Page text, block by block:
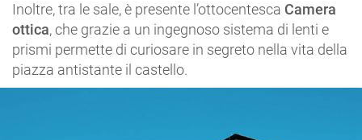
Inoltre, tra le sale, è presente l’ottocentesca Camera
ottica, che grazie a un ingegnoso sistema di lenti e
prismi permette di curiosare in segreto nella vita della
piazza antistante il castello.